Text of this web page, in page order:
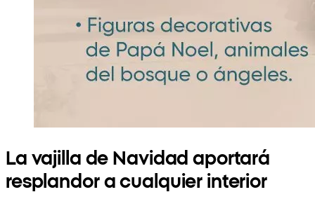
La vajilla de Navidad aportará
resplandor a cualquier interior